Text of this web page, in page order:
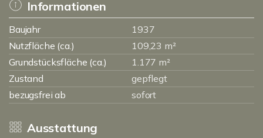
Informationen
Baujahr
1937
Nutzfläche (ca.)
109,23 m²
Grundstücksfläche (ca.)
1.177 m²
Zustand
gepflegt
bezugsfrei ab
sofort
Ausstattung